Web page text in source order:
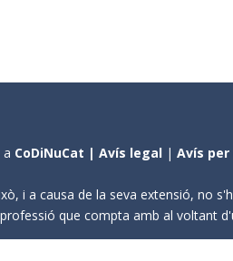
CoDiNuCat |Avís legal |Avís
i a causa de la seva extensió, no
que compta amb al voltant